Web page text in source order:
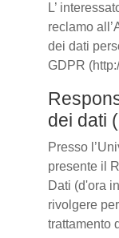
L’
reclamo
dei dati
GDPR
dei dati
Presso
presente il
Dati (d'ora
rivolgere
trattamento